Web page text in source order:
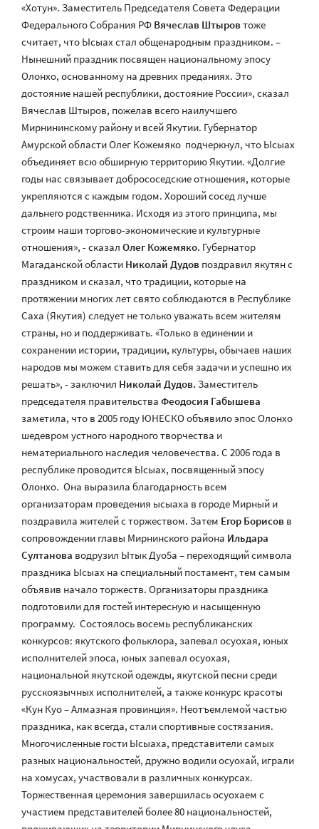
«Хотун». Заместитель Председателя Совета Федерации
Федерального Собрания РФ Вячеслав Штыровтоже
считает, что Ысыах стал общенародным праздником. –
Нынешний праздник посвящен национальному эпосу
Олонхо, основанному на древних преданиях. Это
достояние нашей республики, достояние России», сказал
Вячеслав Штыров, пожелав всего наилучшего
Мирнининскому району и всей Якутии. Губернатор
Амурской области Олег Кожемяко подчеркнул, что Ысыах
объединяет всю обширную территорию Якутии. «Долгие
годы нас связывает добрососедские отношения, которые
укрепляются с каждым годом. Хороший сосед лучше
дальнего родственника. Исходя из этого принципа, мы
строим наши торгово-экономические и культурные
отношения», - сказал Олег Кожемяко. Губернатор
Магаданской области Николай Дудов поздравил якутян с
праздником и сказал, что традиции, которые на
протяжении многих лет свято соблюдаются в Республике
Саха (Якутия) следует не только уважать всем жителям
страны, но и поддерживать. «Только в единении и
сохранении истории, традиции, культуры, обычаев наших
народов мы можем ставить для себя задачи и успешно их
решать», - заключил Николай Дудов. Заместитель
председателя правительства Феодосия Габышева
заметила, что в 2005 году ЮНЕСКО объявило эпос Олонхо
шедевром устного народного творчества и
нематериального наследия человечества. С 2006 года в
республике проводится Ысыах, посвященный эпосу
Олонхо. Она выразила благодарность всем
организаторам проведения ысыаха в городе Мирный и
поздравила жителей с торжеством. Затем Егор Борисов в
сопровождении главы Мирнинского района Ильдара
Султанова водрузил Ытык Дуо5а – переходящий символа
праздника Ысыах на специальный постамент, тем самым
объявив начало торжеств. Организаторы праздника
подготовили для гостей интересную и насыщенную
программу. Состоялось восемь республиканских
конкурсов: якутского фольклора, запевал осуохая, юных
исполнителей эпоса, юных запевал осуохая,
национальной якутской одежды, якутской песни среди
русскоязычных исполнителей, а также конкурс красоты
«Кун Куо – Алмазная провинция». Неотъемлемой частью
праздника, как всегда, стали спортивные состязания.
Многочисленные гости Ысыаха, представители самых
разных национальностей, дружно водили осуохай, играли
на хомусах, участвовали в различных конкурсах.
Торжественная церемония завершилась осуохаем с
участием представителей более 80 национальностей,